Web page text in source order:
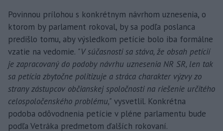
Povinnou prílohou s konkrétnym návrhom uznesenia, o
ktorom by parlament rokoval, by sa podľa poslanca
predišlo tomu, aby výsledkom petície bolo iba formálne
vzatie na vedomie. "V súčasnosti sa stáva, že obsah petícií
je zapracovaný do podoby návrhu uznesenia NR SR, len tak
sa petícia zbytočne politizuje a stráca charakter výzvy zo
strany zástupcov občianskej spoločnosti na riešenie určitého
celospoločenského problému," vysvetlil. Konkrétna
podoba odôvodnenia petície v pléne parlamentu bude
podľa Vetráka predmetom ďalších rokovaní.